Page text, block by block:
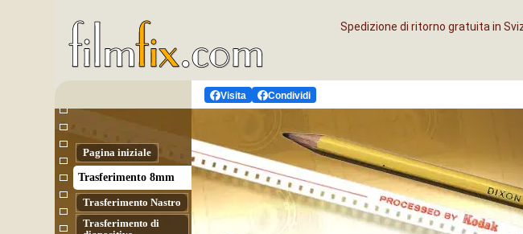
Spedizione di ritorno gratuita in
Visita Condividi
Pagina iniziale
Tras­fe­ri­men­to 8mm
Tras­fe­ri­men­to Nas­tro
Trasferimento di